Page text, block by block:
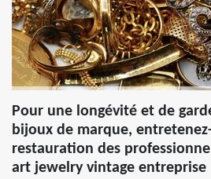
Pour une longévité et de
bijoux de marque,
restauration des
art jewelry vintage entreprise